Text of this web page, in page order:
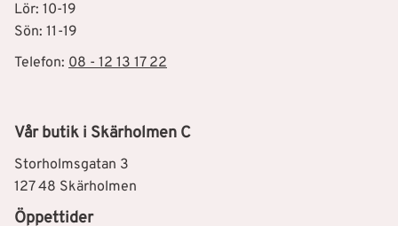
Lör: 10-19
Sön: 11-19
Telefon: 08 - 12 13 17 22
Vår butik i Skärholmen C
Storholmsgatan 3
127 48 Skärholmen
Öppettider